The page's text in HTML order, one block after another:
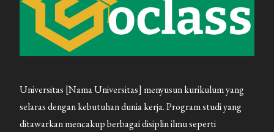
Universitas [Nama Universitas] menyusun kurikulum yang
selaras dengan kebutuhan dunia kerja. Program studi yang
ditawarkan mencakup berbagai disiplin ilmu seperti